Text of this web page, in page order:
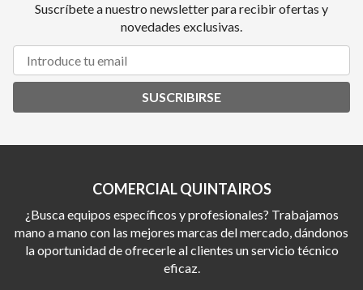
Suscríbete a nuestro newsletter para recibir ofertas y
novedades exclusivas.
SUSCRIBIRSE
COMERCIAL QUINTAIROS
¿Busca equipos específicos y profesionales? Trabajamos
mano a mano con las mejores marcas del mercado, dándonos
la oportunidad de ofrecerle al clientes un servicio técnico
eficaz.